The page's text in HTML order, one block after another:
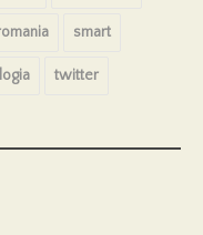
smart
twitter